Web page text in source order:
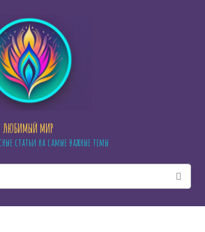
ЛЮБИМЫЙ МИР
статьи на самые важные темы